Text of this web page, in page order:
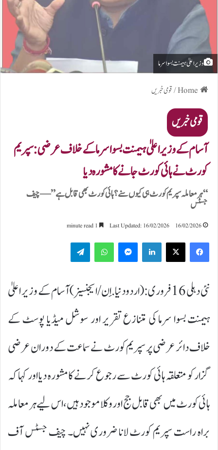
وزیر اعلیٰ ہیمنت بسوا سرما
/قومی خبریں
قومی خبریں
آسام کے وزیر اعلیٰ ہیمنت بسوا سرما کے خلاف عرضی: سپریم
کورٹ نے ہائی کورٹ جانے کا مشورہ دیا
“ہر معاملہ سپریم کورٹ ہی کیوں سنے؟ ہائی کورٹ بھی قابل ہے” — چیف
جسٹس
16/02/2026
Last Updated: 16/02/2026
LinkedIn
WhatsApp
نئی دہلی 16 فروری:(اردودنیا.اِن/ایجنسیز)آسام کے وزیر اعلیٰ
ہیمنت بسوا سرما کی متنازع تقریر اور سوشل میڈیا پوسٹ کے
خلاف دائر عرضی پر سپریم کورٹ نے سماعت کے دوران عرضی
گزار کو متعلقہ ہائی کورٹ سے رجوع کرنے کا مشورہ دیا اور کہا کہ
ہائی کورٹ میں بھی قابل جج اور وکلا موجود ہیں، اس لیے ہر معاملہ
براہ راست سپریم کورٹ لانا ضروری نہیں۔ چیف جسٹس آف